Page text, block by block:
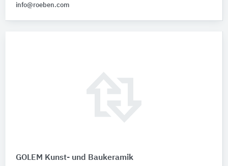
info@roeben.com
GOLEM Kunst- und Baukeramik